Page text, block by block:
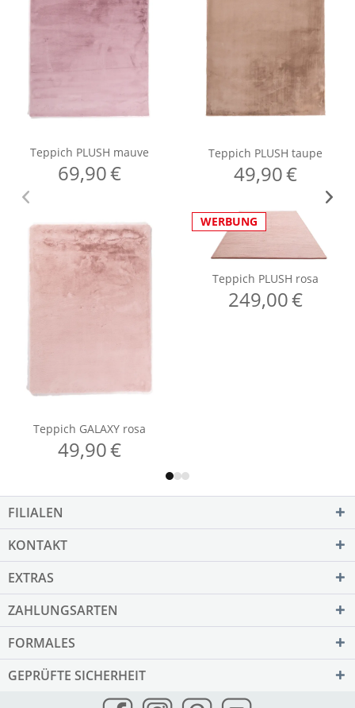
FILIALEN
KONTAKT
EXTRAS
ZAHLUNGSARTEN
FORMALES
GEPRÜFTE SICHERHEIT